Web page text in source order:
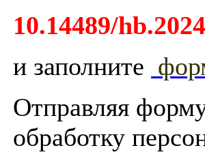
10.14489/
и заполните
Отправляя
обработку